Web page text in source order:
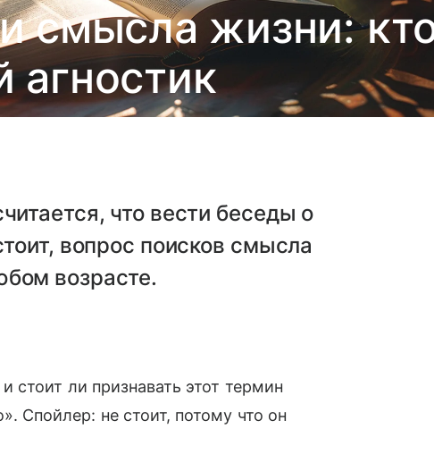
смысла жизни:
агностик
что вести беседы о
вопрос поисков смысла
возрасте.
стоит ли признавать этот термин
Спойлер: не стоит, потому что он